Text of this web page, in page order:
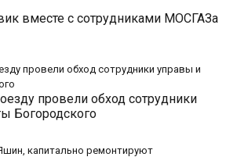
вместе с сотрудниками МОСГАЗа
провели обход сотрудники
Богородского